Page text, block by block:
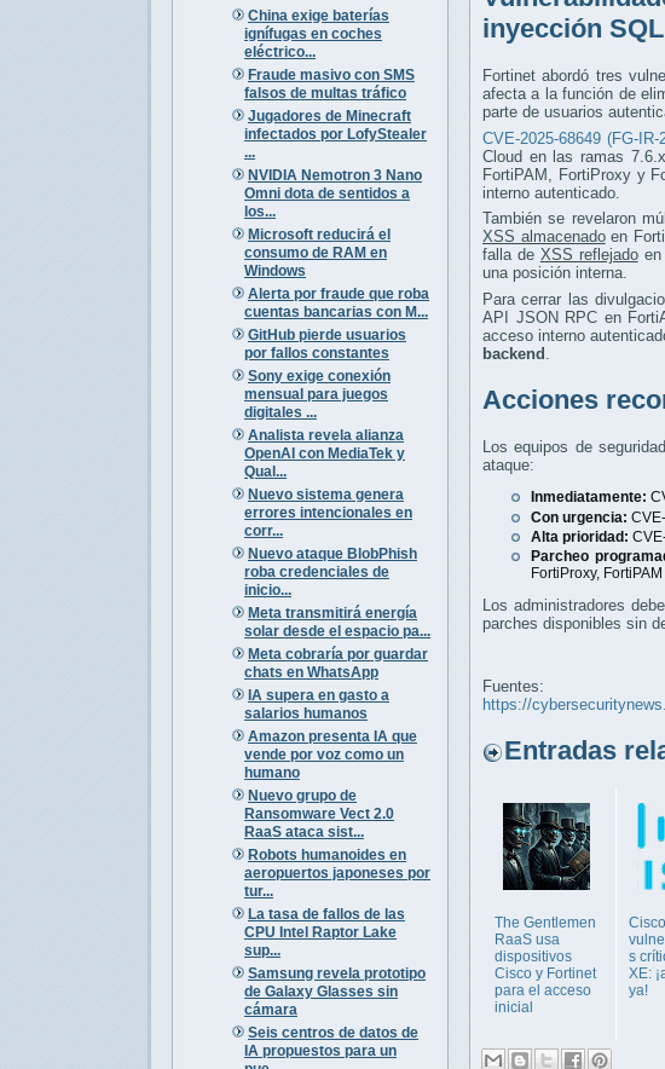
China exige baterías
ignífugas en coches
eléctrico...
Fraude masivo con SMS
falsos de multas tráfico
Jugadores de Minecraft
infectados por LofyStealer
...
NVIDIA Nemotron 3 Nano
Omni dota de sentidos a
los...
Microsoft reducirá el
consumo de RAM en
Windows
Alerta por fraude que roba
cuentas bancarias con M...
GitHub pierde usuarios
por fallos constantes
Sony exige conexión
mensual para juegos
digitales ...
Analista revela alianza
OpenAI con MediaTek y
Qual...
Nuevo sistema genera
errores intencionales en
corr...
Nuevo ataque BlobPhish
roba credenciales de
inicio...
Meta transmitirá energía
solar desde el espacio pa...
Meta cobraría por guardar
chats en WhatsApp
IA supera en gasto a
salarios humanos
Amazon presenta IA que
vende por voz como un
humano
Nuevo grupo de
Ransomware Vect 2.0
RaaS ataca sist...
Robots humanoides en
aeropuertos japoneses por
tur...
La tasa de fallos de las
CPU Intel Raptor Lake
sup...
Samsung revela prototipo
de Galaxy Glasses sin
cámara
Seis centros de datos de
IA propuestos para un
inyección SQL
Fortinet abordó tres
afecta a la función de
parte de usuarios
CVE-2025-68649 (FG-IR-
Cloud en las ramas
FortiPAM, FortiProxy y
interno autenticado.
También se revelaron
XSS almacenadoen
falla de XSS reflejadoen
una posición interna.
Para cerrar las
API JSON RPC en
acceso interno
backend
Acciones
Los equipos de
ataque:
Inmediatamente:
Con urgencia:
Alta prioridad:
Parcheo
FortiProxy,
Los administradores
parches disponibles sin
Fuentes:
https://
Entradas
The Gentlemen
RaaS usa
dispositivos
Cisco y Fortinet
para el acceso
inicial
s
XE:
ya!